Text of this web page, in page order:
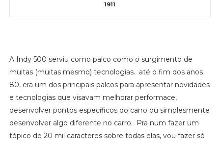
1911
A Indy 500 serviu como palco como o surgimento de
muitas (muitas mesmo) tecnologias. até o fim dos anos
80, era um dos principais palcos para apresentar novidades
e tecnologias que visavam melhorar performace,
desenvolver pontos específicos do carro ou simplesmente
desenvolver algo diferente no carro. Pra num fazer um
tópico de 20 mil caracteres sobre todas elas, vou fazer só